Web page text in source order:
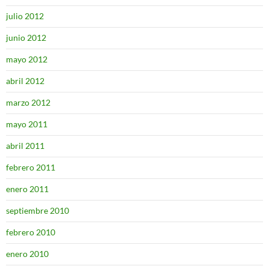
julio 2012
junio 2012
mayo 2012
abril 2012
marzo 2012
mayo 2011
abril 2011
febrero 2011
enero 2011
septiembre 2010
febrero 2010
enero 2010